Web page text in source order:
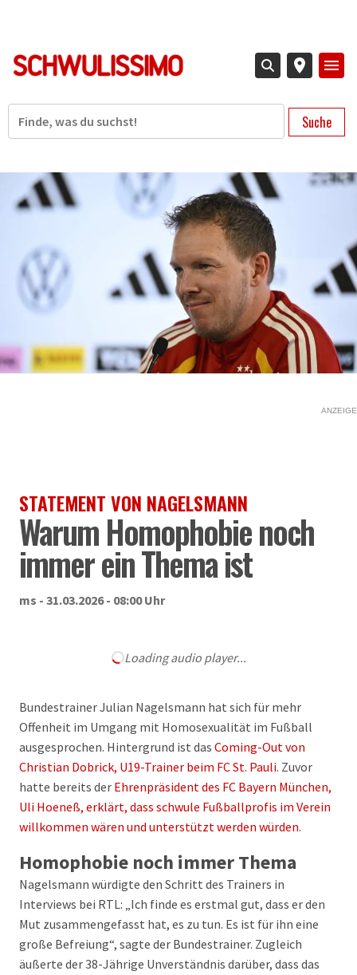
Suche
ANZEIGE
STATEMENT VON NAGELSMANN
Warum Homophobie noch
immer ein Thema ist
ms - 31.03.2026 - 08:00 Uhr
Loading audio player...
Bundestrainer Julian Nagelsmann hat sich für mehr
Offenheit im Umgang mit Homosexualität im Fußball
ausgesprochen. Hintergrund ist das Coming-Out von
Christian Dobrick, U19-Trainer beim FC St. Pauli. Zuvor
hatte bereits der Ehrenpräsident des FC Bayern München,
Uli Hoeneß, erklärt, dass schwule Fußballprofis im Verein
willkommen wären und unterstützt werden würden.
Homophobie noch immer Thema
Nagelsmann würdigte den Schritt des Trainers in
Interviews bei RTL: „Ich finde es erstmal gut, dass er den
Mut zusammengefasst hat, es zu tun. Es ist für ihn eine
große Befreiung“, sagte der Bundestrainer. Zugleich
äußerte der 38-Jährige Unverständnis darüber, dass das